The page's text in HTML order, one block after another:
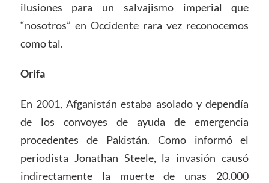
ilusiones para un salvajismo imperial que
“nosotros” en Occidente rara vez reconocemos
como tal.
Orifa
En 2001, Afganistán estaba asolado y dependía
de los convoyes de ayuda de emergencia
procedentes de Pakistán. Como informó el
periodista Jonathan Steele, la invasión causó
indirectamente la muerte de unas 20.000